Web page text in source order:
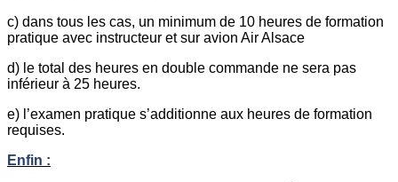
c) dans tous les cas, un minimum de 10 heures de formation
pratique avec instructeur et sur avion Air Alsace
d) le total des heures en double commande ne sera pas
inférieur à 25 heures.
e) l’examen pratique s’additionne aux heures de formation
requises.
Enfin :